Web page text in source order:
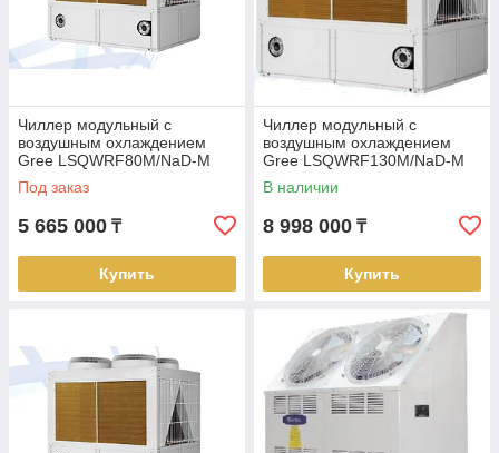
Чиллер модульный с
воздушным охлаждением
Gree LSQWRF80M/NaD-M
Под заказ
5 665 000 ₸
Купить
Чиллер модульный с
воздушным охлаждением
Gree LSQWRF130M/NaD-M
В наличии
8 998 000 ₸
Купить